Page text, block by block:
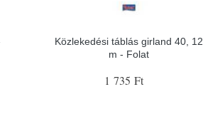
Közlekedési táblás girland 40, 12
m - Folat
1 735 Ft